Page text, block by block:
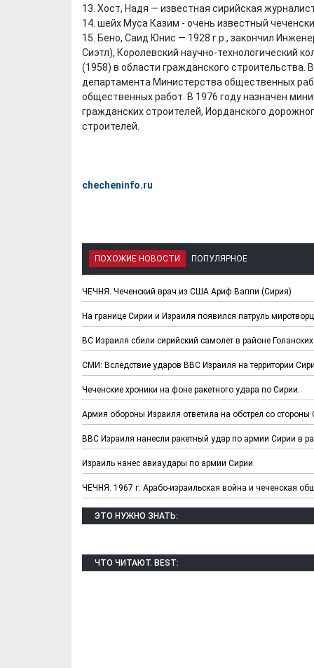
13. Хост, Надя — известная сирийская
14. шейх Муса Казим - очень известный
15. Бено, Саид Юнис — 1928 г.р., закончил
Сиэтл), Королевский научно-технологический
(1958) в области гражданского
департамента Министерства общественных
общественных работ. В 1976 году назначен
гражданских строителей, Иорданского
строителей.
checheninfo.ru
ПОХОЖИЕ НОВОСТИ ПОПУЛЯРНОЕ
ЧЕЧНЯ. Чеченский врач из США Ариф Ваппи (Сирия)
На границе Сирии и Израиля появился патруль
ВС Израиля сбили сирийский самолет в районе
СМИ: Вследствие ударов ВВС Израиля на территории
Чеченские хроники на фоне ракетного удара по Сирии.
Армия обороны Израиля ответила на обстрел со стороны
ВВС Израиля нанесли ракетный удар по армии Сирии в
Израиль нанес авиаудары по армии Сирии
ЧЕЧНЯ. 1967 г. Арабо-израильская война и чеченская
ЭТО НУЖНО ЗНАТЬ:
ЧТО ЧИТАЮТ. BEST:
для Зелимхана (Отр.